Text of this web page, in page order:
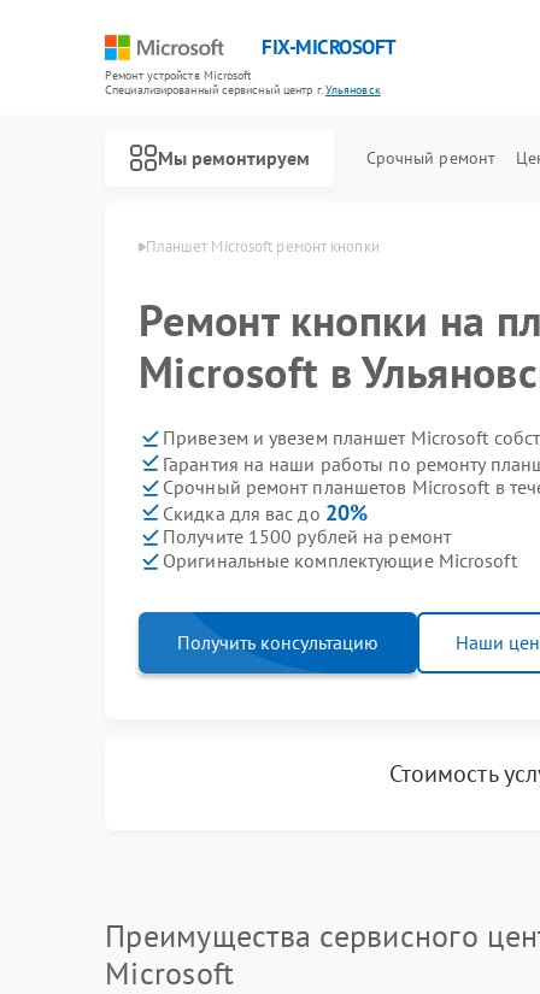
FIX-MICROSOFT
Ремонт устройств Microsoft
Специализированный cервисный центр г.Ульяновск
Мы ремонтируем Срочный ремонт
Планшет Microsoft ремонт кнопки
Ремонт кнопки на
Microsoft в
Привезем и увезем планшет Microsoft
Гарантия на наши работы по ремонту
Срочный ремонт планшетов Microsoft в
Скидка для вас до 20%
Получите 1500 рублей на ремонт
Оригинальные комплектующие Microsoft
Получить консультацию Наши
Стоимость
Преимущества сервисного
Microsoft